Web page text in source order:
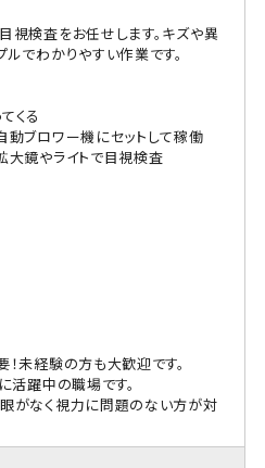
視検査をお任せします。キズや異
でわかりやすい作業です。
くる
ブロワー機にセットして稼働
大鏡やライトで目視検査
未経験の方も大歓迎です。
躍中の職場です。
がなく視力に問題のない方が対